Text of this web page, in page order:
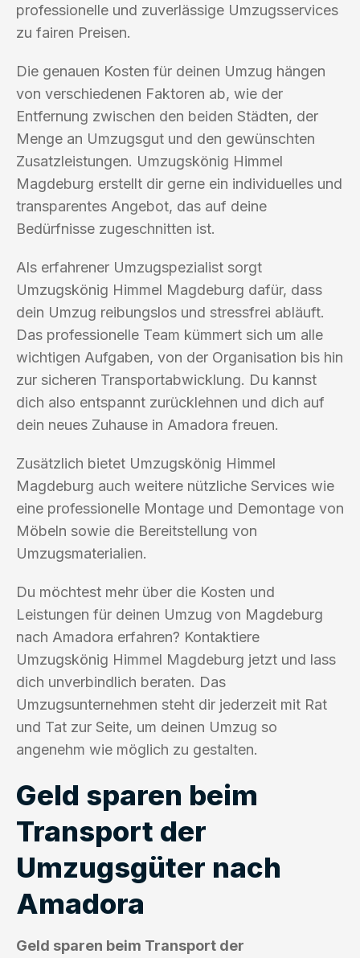
professionelle und zuverlässige Umzugsservices
zu fairen Preisen.
Die genauen Kosten für deinen Umzug hängen
von verschiedenen Faktoren ab, wie der
Entfernung zwischen den beiden Städten, der
Menge an Umzugsgut und den gewünschten
Zusatzleistungen. Umzugskönig Himmel
Magdeburg erstellt dir gerne ein individuelles und
transparentes Angebot, das auf deine
Bedürfnisse zugeschnitten ist.
Als erfahrener Umzugspezialist sorgt
Umzugskönig Himmel Magdeburg dafür, dass
dein Umzug reibungslos und stressfrei abläuft.
Das professionelle Team kümmert sich um alle
wichtigen Aufgaben, von der Organisation bis hin
zur sicheren Transportabwicklung. Du kannst
dich also entspannt zurücklehnen und dich auf
dein neues Zuhause in Amadora freuen.
Zusätzlich bietet Umzugskönig Himmel
Magdeburg auch weitere nützliche Services wie
eine professionelle Montage und Demontage von
Möbeln sowie die Bereitstellung von
Umzugsmaterialien.
Du möchtest mehr über die Kosten und
Leistungen für deinen Umzug von Magdeburg
nach Amadora erfahren? Kontaktiere
Umzugskönig Himmel Magdeburg jetzt und lass
dich unverbindlich beraten. Das
Umzugsunternehmen steht dir jederzeit mit Rat
und Tat zur Seite, um deinen Umzug so
angenehm wie möglich zu gestalten.
Geld sparen beim
Transport der
Umzugsgüter nach
Amadora
Geld sparen beim Transport der